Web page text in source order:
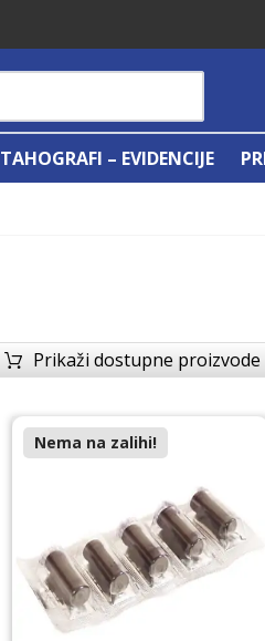
TAHOGRAFI – EVIDENCIJE
Prikaži dostupne proizvode
Nema na zalihi!